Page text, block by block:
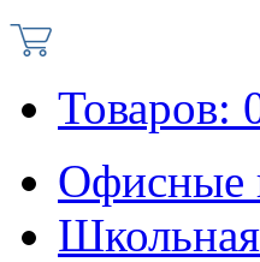
Товаров:
Офисные